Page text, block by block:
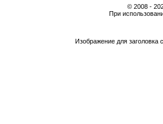
© 2008 -
При
Изображение для